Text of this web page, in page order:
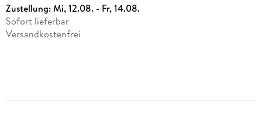
Zustellung:Mi, 12.08. - Fr, 14.08.
Sofort lieferbar
Versandkostenfrei